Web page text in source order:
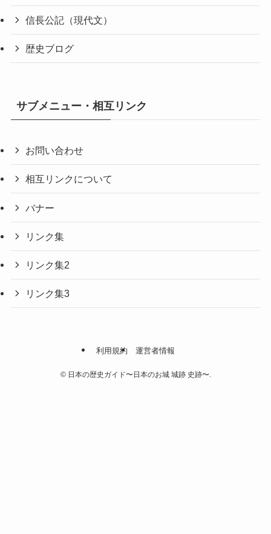
信長公記（現代文）
歴史ブログ
サブメニュー・相互リンク
お問い合わせ
相互リンクについて
バナー
リンク集
リンク集2
リンク集3
利用規約 運営者情報
©日本の歴史ガイド〜日本のお城 城跡 史跡〜.